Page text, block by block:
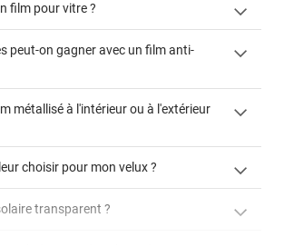
film pour vitre ?
peut-on gagner avec un film anti-
GLASSplus-241x
métallisé à l'intérieur ou à l'extérieur
choisir pour mon velux ?
transparent ?